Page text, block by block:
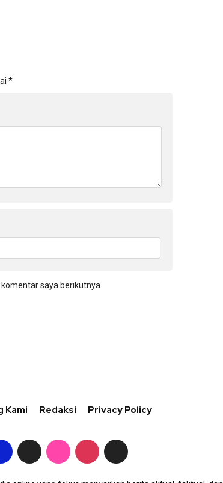
*
saya berikutnya.
Kami Redaksi Privacy Policy